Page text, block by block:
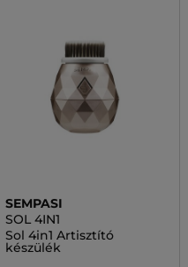
SEMPASI
SOL 4IN1
Sol 4in1 Artisztító
készülék